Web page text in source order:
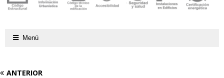
Menú
ANTERIOR